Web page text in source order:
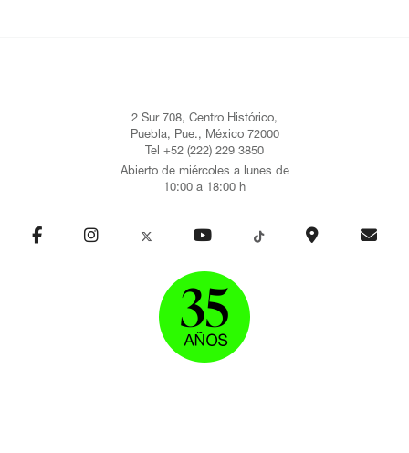
2 Sur 708, Centro Histórico,
Puebla, Pue., México 72000
Tel +52 (222) 229 3850
Abierto de miércoles a lunes de
10:00 a 18:00 h